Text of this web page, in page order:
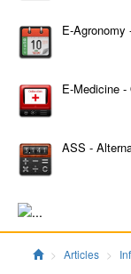
E-Agronomy
E-Medicine
ASS -
Главная
Articles